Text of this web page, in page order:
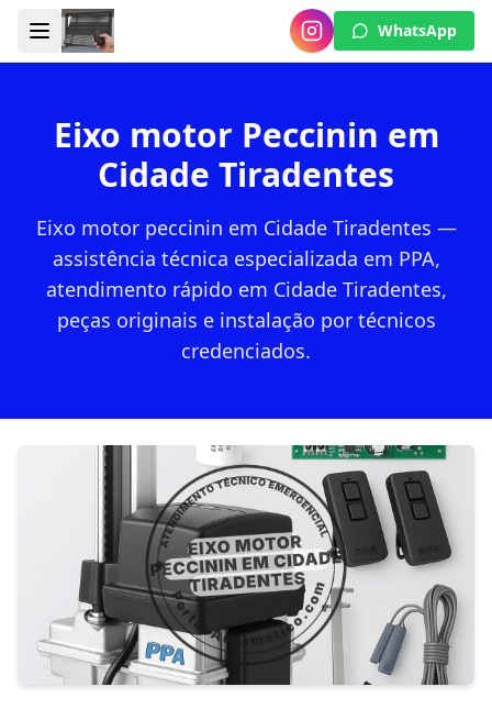
WhatsApp
Eixo motor Peccinin em
Cidade Tiradentes
Eixo motor peccinin em Cidade Tiradentes —
assistência técnica especializada em PPA,
atendimento rápido em Cidade Tiradentes,
peças originais e instalação por técnicos
credenciados.